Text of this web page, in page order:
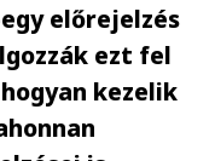
előrejelzés
ezt fel
kezelik